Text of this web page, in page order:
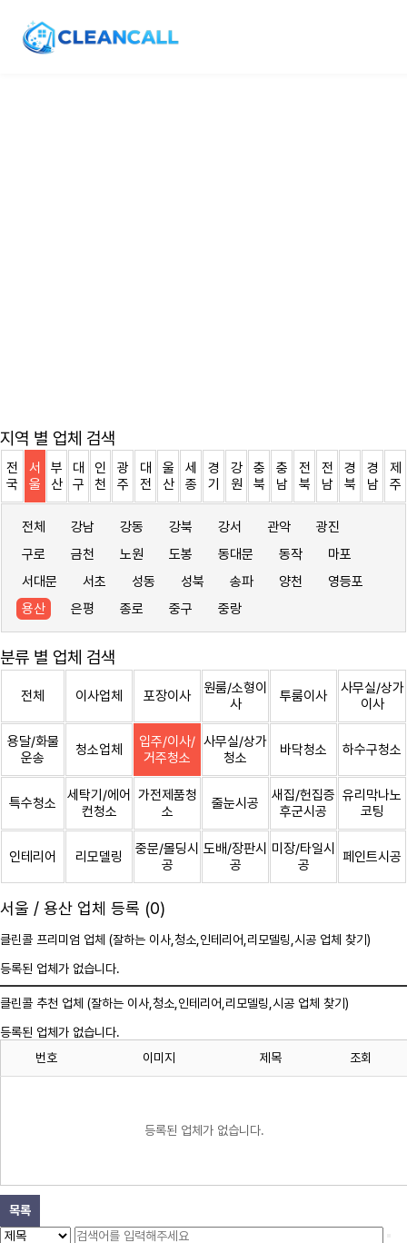
지역 별 업체 검색
전
국
서
울
부
산
대
구
인
천
광
주
대
전
울
산
세
종
경
기
강
원
충
북
충
남
전
북
전
남
경
북
경
남
제
주
전체 강남 강동 강북 강서 관악
광진
구로
금천 노원 도봉 동대문 동작
마포
서대문
서초 성동 성북 송파 양천
영등포
용산
은평 종로 중구 중랑
분류 별 업체 검색
전체 이사업체 포장이사
원룸/소형이
사
투룸이사
사무실/상가
이사
용달/화물
운송
청소업체
입주/이사/
거주청소
사무실/상가
청소
바닥청소 하수구청소
특수청소
세탁기/에어
컨청소
가전제품청
소
줄눈시공
새집/헌집증
후군시공
유리막나노
코팅
인테리어 리모델링
중문/몰딩시
공
도배/장판시
공
미장/타일시
공
페인트시공
서울 / 용산 업체 등록 (0)
클린콜 프리미엄 업체 (잘하는 이사, 청소 ,인테리어,리모델링,시공 업체 찾기)
등록된 업체가 없습니다.
클린콜 추천 업체 (잘하는 이사, 청소 ,인테리어,리모델링,시공 업체 찾기)
등록된 업체가 없습니다.
번호
이미지 제목 조회
등록된 업체가 없습니다.
목록